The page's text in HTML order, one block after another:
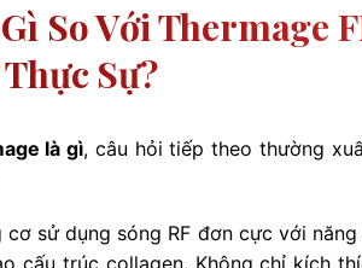
So Với Thermage
Sự?
là gì, câu hỏi tiếp theo thường
cơ sử dụng sóng RF đơn cực với